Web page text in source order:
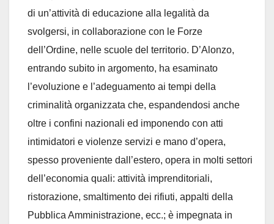
di un’attività di educazione alla legalità da
svolgersi, in collaborazione con le Forze
dell’Ordine, nelle scuole del territorio. D’Alonzo,
entrando subito in argomento, ha esaminato
l’evoluzione e l’adeguamento ai tempi della
criminalità organizzata che, espandendosi anche
oltre i confini nazionali ed imponendo con atti
intimidatori e violenze servizi e mano d’opera,
spesso proveniente dall’estero, opera in molti settori
dell’economia quali: attività imprenditoriali,
ristorazione, smaltimento dei rifiuti, appalti della
Pubblica Amministrazione, ecc.; è impegnata in